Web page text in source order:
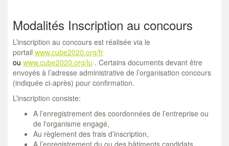
Modalités Inscription au concours
L’inscription au concours est réalisée via le
portail www.cube2020.org/fr
ou www.cube2020.org/lu . Certains documents devant être
envoyés à l’adresse administrative de l’organisation concours
(indiquée ci-après) pour confirmation.
L’inscription consiste:
A l’enregistrement des coordonnées de l’entreprise ou
de l'organisme engagé,
Au règlement des frais d’inscription,
A l’enregistrement du ou des bâtiments candidats.